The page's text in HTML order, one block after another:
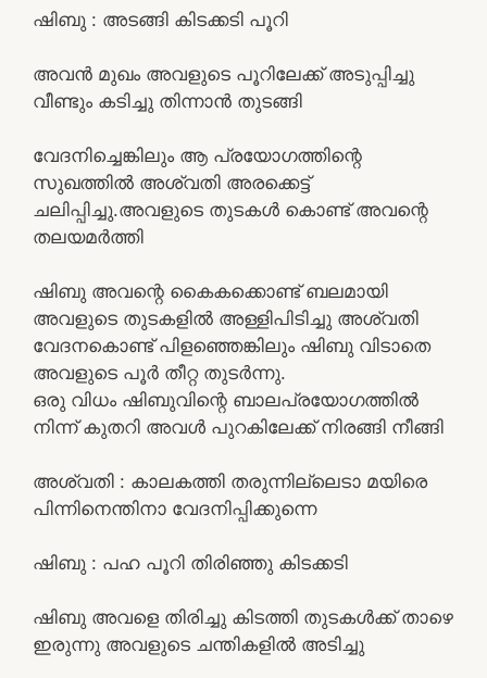
ഷിബു : അടങ്ങി കിടക്കടി പൂറി
അവൻ മുഖം അവളുടെ പൂറിലേക്ക് അടുപ്പിച്ചു
വീണ്ടും കടിച്ചു തിന്നാൻ തുടങ്ങി
വേദനിച്ചെങ്കിലും ആ പ്രയോഗത്തിന്റെ
സുഖത്തിൽ അശ്വതി അരക്കെട്ട്
ചലിപ്പിച്ചു.അവളുടെ തുടകൾ കൊണ്ട് അവന്റെ
തലയമർത്തി
ഷിബു അവന്റെ കൈകക്കൊണ്ട് ബലമായി
അവളുടെ തുടകളിൽ അള്ളിപിടിച്ചു അശ്വതി
വേദനകൊണ്ട് പിളഞ്ഞെങ്കിലും ഷിബു വിടാതെ
അവളുടെ പൂർ തീറ്റ തുടർന്നു.
ഒരു വിധം ഷിബുവിന്റെ ബാലപ്രയോഗത്തിൽ
നിന്ന് കുതറി അവൾ പുറകിലേക്ക് നിരങ്ങി നീങ്ങി
അശ്വതി : കാലകത്തി തരുന്നില്ലെടാ മയിരെ
പിന്നിനെന്തിനാ വേദനിപ്പിക്കുന്നെ
ഷിബു : പഹ പൂറി തിരിഞ്ഞു കിടക്കടി
ഷിബു അവളെ തിരിച്ചു കിടത്തി തുടകൾക്ക് താഴെ
ഇരുന്നു അവളുടെ ചന്തികളിൽ അടിച്ചു